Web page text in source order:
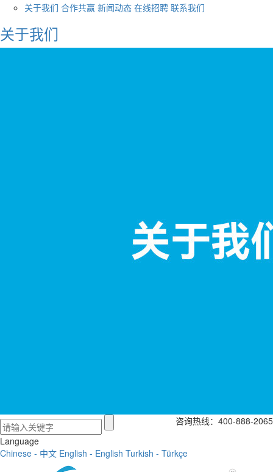
关于我们 合作共赢 新闻动态 在线招聘 联系我们
关于我们
咨询热线：400-888-2065
Language
Chinese - 中文 English - English Turkish - Türkçe